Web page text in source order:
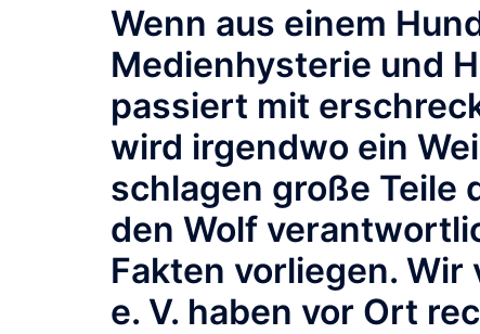
Wenn aus einem
Medienhysterie und
passiert mit
wird irgendwo ein
schlagen große Teile
den Wolf
Fakten vorliegen.
e. V. haben vor Ort